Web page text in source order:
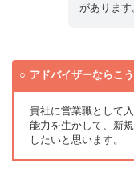
があります
アドバイザーならこ
貴社に営業職として
能力を生かして、新
したいと思います。